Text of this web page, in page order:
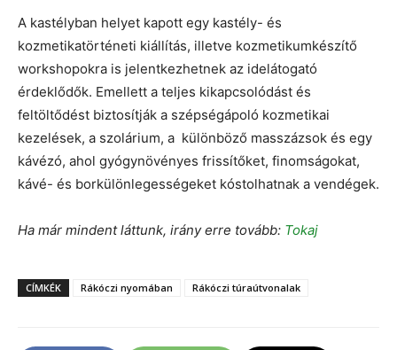
A kastélyban helyet kapott egy kastély- és
kozmetikatörténeti kiállítás, illetve kozmetikumkészítő
workshopokra is jelentkezhetnek az idelátogató
érdeklődők. Emellett a teljes kikapcsolódást és
feltöltődést biztosítják a szépségápoló kozmetikai
kezelések, a szolárium, a különböző masszázsok és egy
kávézó, ahol gyógynövényes frissítőket, finomságokat,
kávé- és borkülönlegességeket kóstolhatnak a vendégek.
Ha már mindent láttunk, irány erre tovább: Tokaj
CÍMKÉK Rákóczi nyomában Rákóczi túraútvonalak